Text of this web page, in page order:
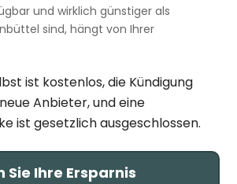
und wirklich günstiger als
sind, hängt von Ihrer
ist kostenlos, die Kündigung
Anbieter, und eine
ist gesetzlich ausgeschlossen.
Sie Ihre Ersparnis